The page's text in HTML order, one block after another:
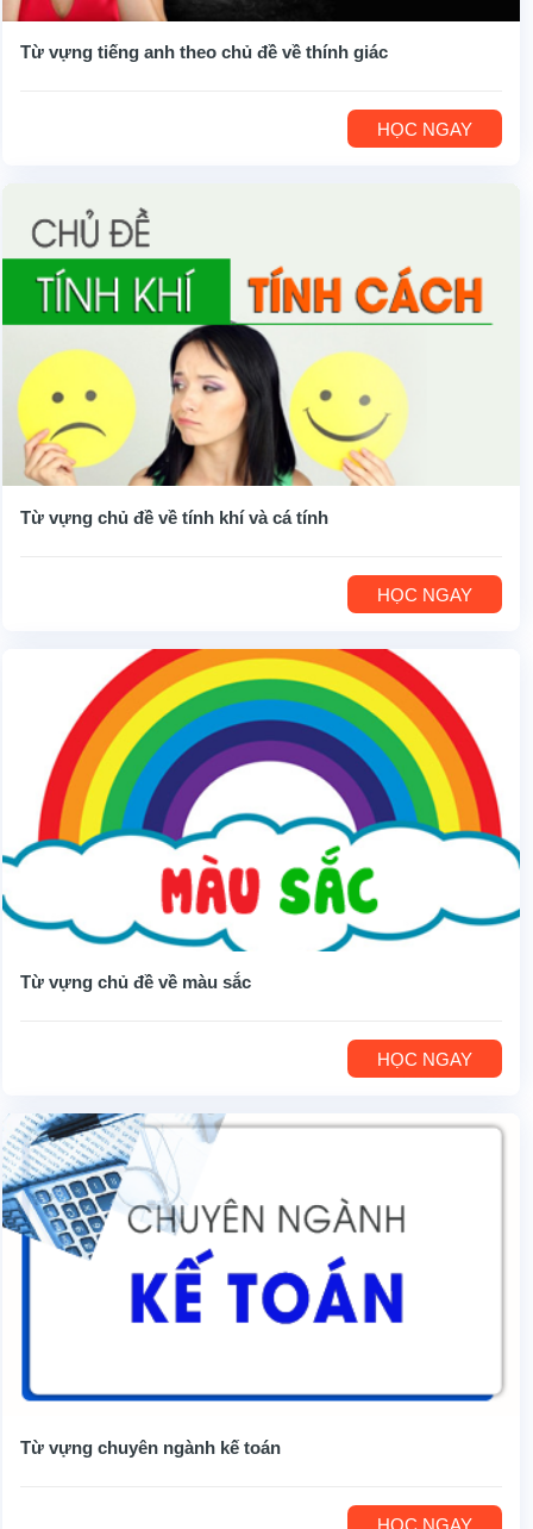
Từ vựng tiếng anh theo chủ đề về thính giác
HỌC NGAY
Từ vựng chủ đề về tính khí và cá tính
HỌC NGAY
Từ vựng chủ đề về màu sắc
HỌC NGAY
Từ vựng chuyên ngành kế toán
HỌC NGAY